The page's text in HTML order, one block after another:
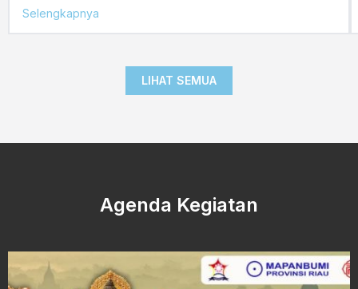
Selengkapnya
LIHAT SEMUA
Agenda Kegiatan